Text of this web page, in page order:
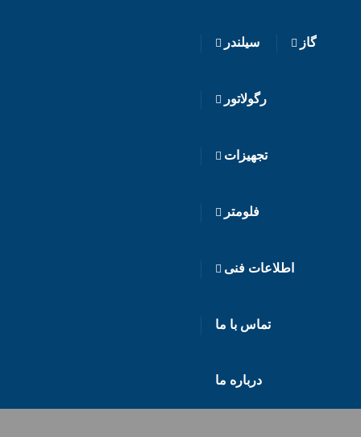
سیلندر گاز
رگولاتور
تجهیزات
فلومتر
اطلاعات فنی
تماس با ما
درباره ما